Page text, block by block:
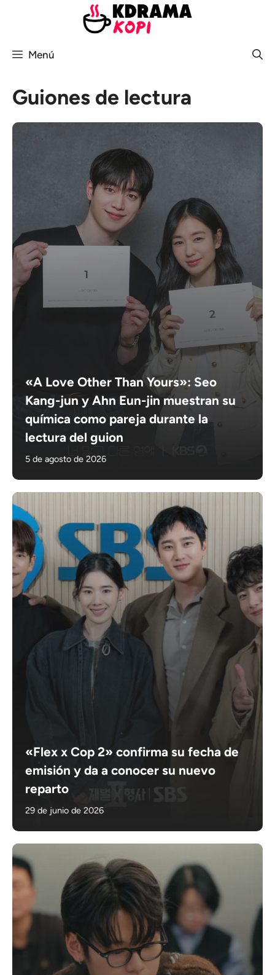
Menú
Guiones de lectura
«A Love Other Than Yours»: Seo
Kang-jun y Ahn Eun-jin muestran su
química como pareja durante la
lectura del guion
5 de agosto de 2026
«Flex x Cop 2» confirma su fecha de
emisión y da a conocer su nuevo
reparto
29 de junio de 2026